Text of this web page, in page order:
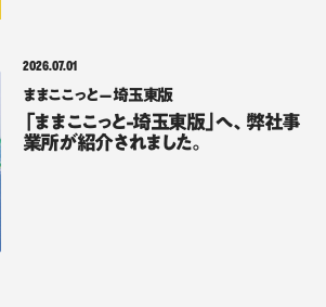
2026.07.01
ままここっと – 埼玉東版
「ままここっと-埼玉東版」へ、弊社事
業所が紹介されました。